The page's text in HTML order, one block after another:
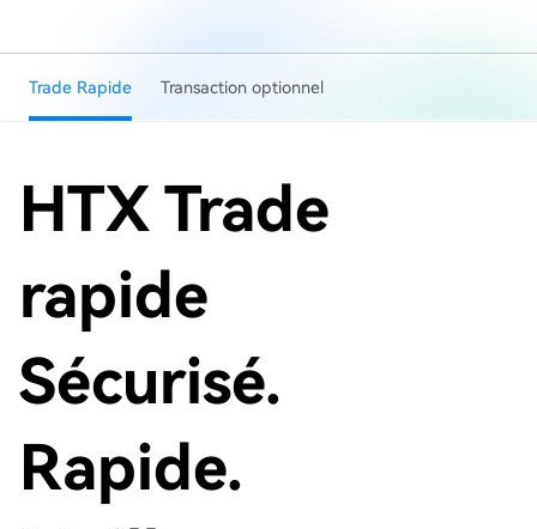
Trade Rapide Transaction optionnel
HTX Trade
rapide
Sécurisé.
Rapide.